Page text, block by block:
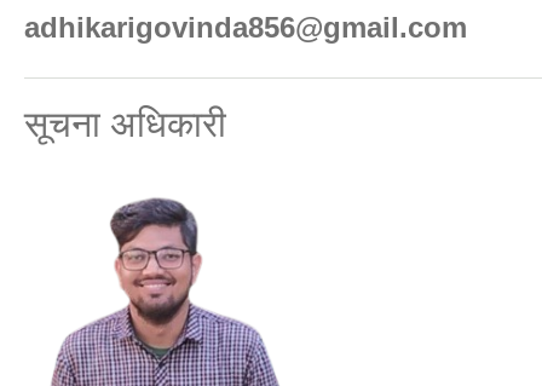
adhikarigovinda856@gmail.com
सूचना अधिकारी